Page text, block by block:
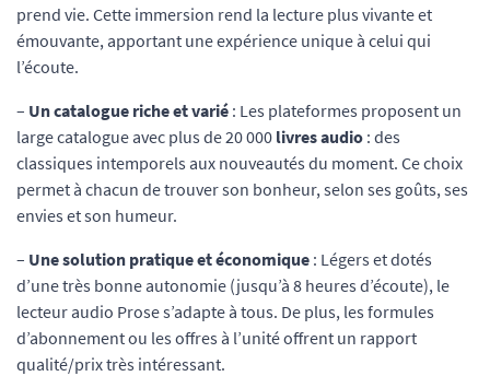
prend vie. Cette immersion rend la lecture plus vivante et
émouvante, apportant une expérience unique à celui qui
l’écoute.
– Un catalogue riche et varié : Les plateformes proposent un
large catalogue avec plus de 20 000 livres audio : des
classiques intemporels aux nouveautés du moment. Ce choix
permet à chacun de trouver son bonheur, selon ses goûts, ses
envies et son humeur.
– Une solution pratique et économique : Légers et dotés
d’une très bonne autonomie (jusqu’à 8 heures d’écoute), le
lecteur audio Prose s’adapte à tous. De plus, les formules
d’abonnement ou les offres à l’unité offrent un rapport
qualité/prix très intéressant.